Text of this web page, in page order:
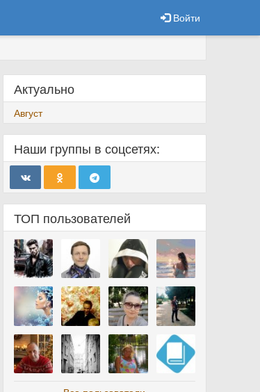
Войти
Актуально
Август
Наши группы в соцсетях:
ТОП пользователей